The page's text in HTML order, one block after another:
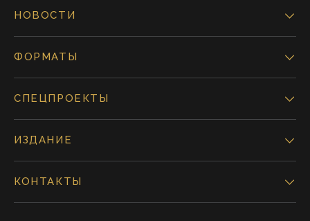
НОВОСТИ
ФОРМАТЫ
СПЕЦПРОЕКТЫ
ИЗДАНИЕ
КОНТАКТЫ